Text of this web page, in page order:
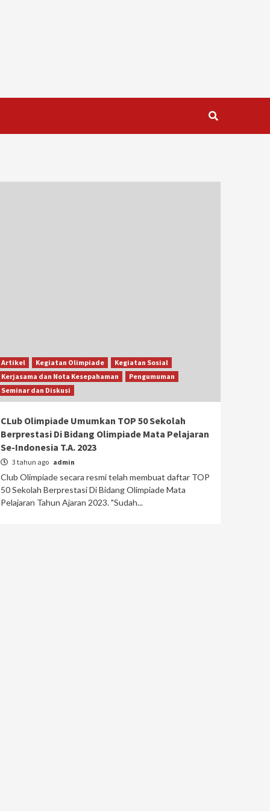
Artikel Kegiatan Olimpiade
Kegiatan Sosial
Kerjasama dan Nota Kesepahaman
Pengumuman
Seminar dan Diskusi
CLub Olimpiade Umumkan TOP 50 Sekolah
Berprestasi Di Bidang Olimpiade Mata Pelajaran
Se-Indonesia T.A. 2023
3 tahun ago admin
Club Olimpiade secara resmi telah membuat daftar TOP
50 Sekolah Berprestasi Di Bidang Olimpiade Mata
Pelajaran Tahun Ajaran 2023. "Sudah...